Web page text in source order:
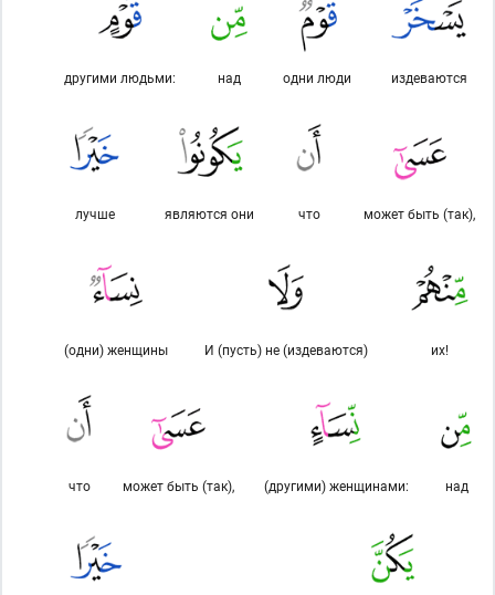
издеваются
одни люди
над
другими людьми:
может быть (так),
что
являются они
лучше
их!
И (пусть) не (издеваются)
(одни) женщины
над
(другими) женщинами:
может быть (так),
что